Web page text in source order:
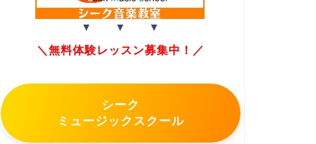
▼ ▼ ▼
＼無料体験レッスン募集中！／
シーク
ミュージックスクール